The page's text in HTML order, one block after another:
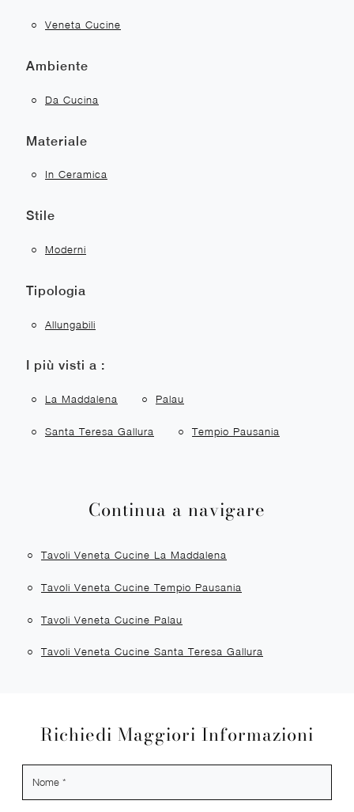
Veneta Cucine
Ambiente
Da Cucina
Materiale
In Ceramica
Stile
Moderni
Tipologia
Allungabili
I più visti a :
La Maddalena Palau
Santa Teresa Gallura Tempio Pausania
Continua a navigare
Tavoli Veneta Cucine La Maddalena
Tavoli Veneta Cucine Tempio Pausania
Tavoli Veneta Cucine Palau
Tavoli Veneta Cucine Santa Teresa Gallura
Richiedi Maggiori Informazioni